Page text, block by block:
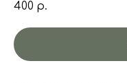
400 р.